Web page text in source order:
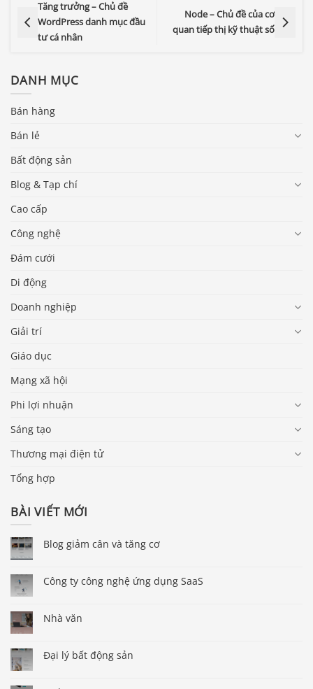
Tăng trưởng – Chủ đề
WordPress danh mục đầu
tư cá nhân
Node – Chủ đề của cơ
quan tiếp thị kỹ thuật số
DANH MỤC
Bán hàng
Bán lẻ
Bất động sản
Blog & Tạp chí
Cao cấp
Công nghệ
Đám cưới
Di động
Doanh nghiệp
Giải trí
Giáo dục
Mạng xã hội
Phi lợi nhuận
Sáng tạo
Thương mại điện tử
Tổng hợp
BÀI VIẾT MỚI
Blog giảm cân và tăng cơ
Công ty công nghệ ứng dụng SaaS
Nhà văn
Đại lý bất động sản